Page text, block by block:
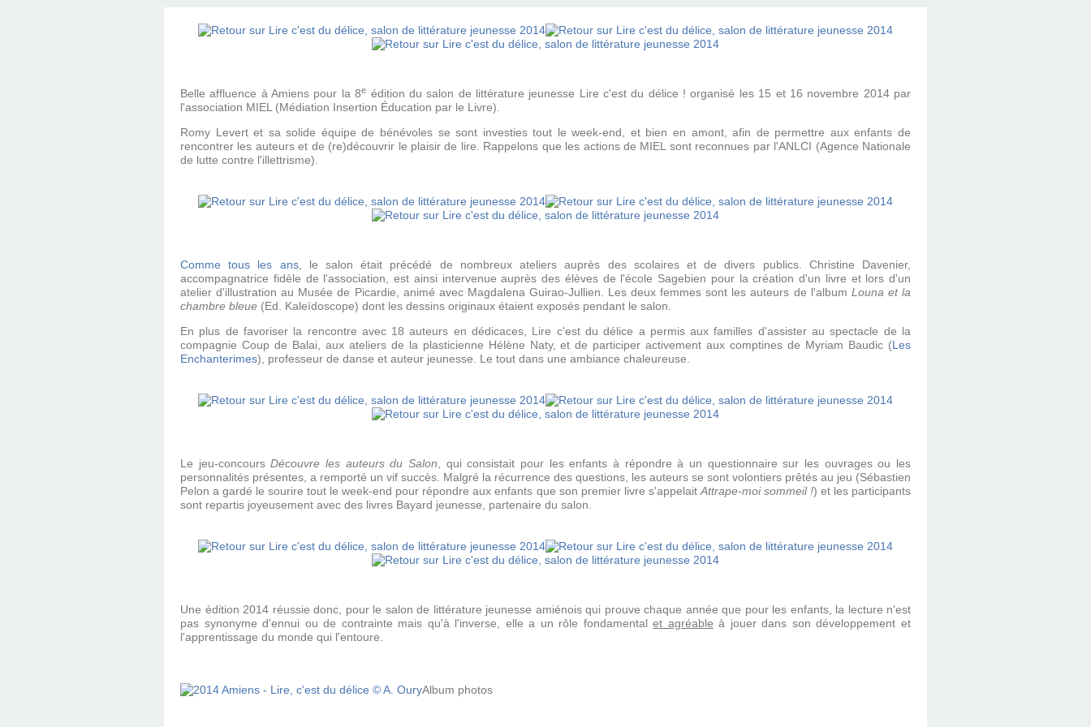
Belle affluence à Amiens pour la 8e édition du salon de littérature jeunesse Lire c'est du délice ! organisé les 15 et 16 novembre 2014 par
l'association MIEL (Médiation Insertion Éducation par le Livre).
Romy Levert et sa solide équipe de bénévoles se sont investies tout le week-end, et bien en amont, afin de permettre aux enfants de
rencontrer les auteurs et de (re)découvrir le plaisir de lire. Rappelons que les actions de MIELsont reconnues par l'ANLCI (Agence Nationale
de lutte contre l'illettrisme).
Comme tous les ans, le salon était précédé de nombreux ateliers auprès des scolaires et de divers publics. Christine Davenier,
accompagnatrice fidèle de l'association, est ainsi intervenue auprès des élèves de l'école Sagebien pour la création d'un livre et lors d'un
atelier d'illustration au Musée de Picardie, animé avec Magdalena Guirao-Jullien. Les deux femmes sont les auteurs de l'album Louna et la
chambre bleue (Ed. Kaleïdoscope) dont les dessins originaux étaient exposés pendant le salon.
En plus de favoriser la rencontre avec 18 auteurs en dédicaces, Lire c'est du délice a permis aux familles d'assister au spectacle de la
compagnie Coup de Balai, aux ateliers de la plasticienne Hélène Naty, et de participer activement aux comptines de Myriam Baudic (Les
Enchanterimes), professeur de danse et auteur jeunesse. Le tout dans une ambiance chaleureuse.
Le jeu-concoursDécouvre les auteurs du Salon, qui consistait pour les enfants à répondre à un questionnaire sur les ouvrages ou les
personnalités présentes, a remporté un vif succès. Malgré la récurrence des questions, les auteurs se sont volontiers prêtés au jeu (Sébastien
Pelon a gardé le sourire tout le week-end pour répondre aux enfants que son premier livre s'appelaitAttrape-moi sommeil !) et les participants
sont repartis joyeusement avec des livres Bayard jeunesse, partenaire du salon.
Une édition 2014 réussie donc, pour le salon de littérature jeunesse amiénois qui prouve chaque année que pour les enfants, la lecture n'est
pas synonyme d'ennui ou de contrainte mais qu'à l'inverse, elle a un rôle fondamentalet agréable à jouer dans son développement et
l'apprentissage du monde qui l'entoure.
Album photos